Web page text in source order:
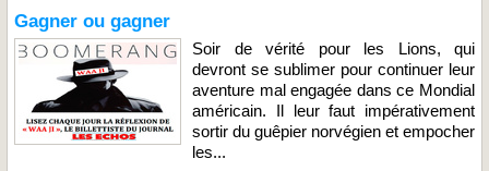
Gagner ou gagner
Soir de vérité pour les Lions, qui
devront se sublimer pour continuer leur
aventure mal engagée dans ce Mondial
américain. Il leur faut impérativement
sortir du guêpier norvégien et empocher
les...